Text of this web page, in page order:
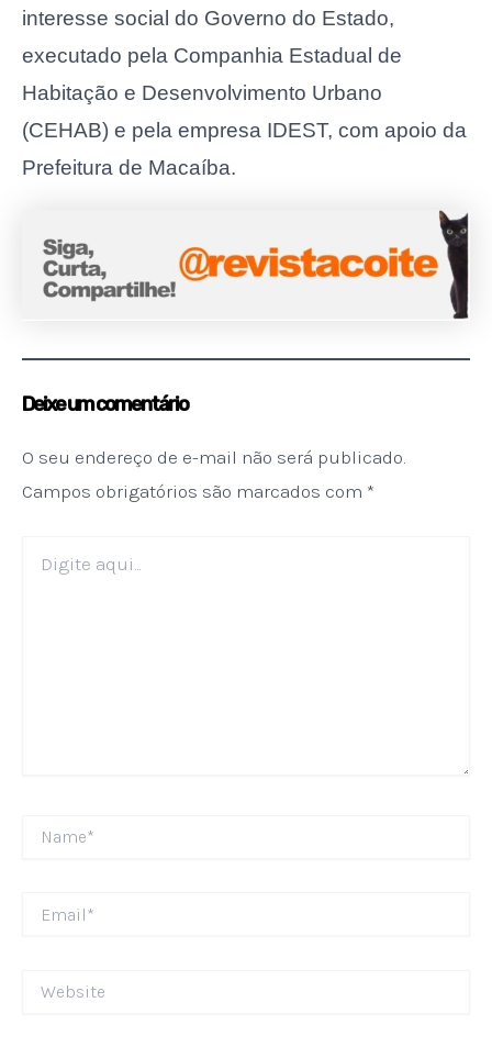
interesse social do Governo do Estado,
executado pela Companhia Estadual de
Habitação e Desenvolvimento Urbano
(CEHAB) e pela empresa IDEST, com apoio da
Prefeitura de Macaíba.
Deixe um comentário
O seu endereço de e-mail não será publicado.
Campos obrigatórios são marcados com *
aqui...